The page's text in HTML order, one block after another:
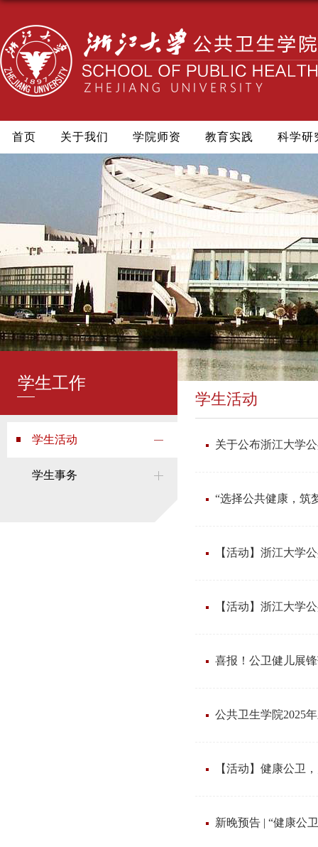
首页 关于我们 学院师资 教育实践 科学研
学生工作
学生活动
学生事务
学生活动
关于公布浙江大学
“选择公共健康，
【活动】浙江大学
【活动】浙江大学
喜报！公卫健儿展
公共卫生学院2025
【活动】健康公卫
新晚预告 | “健康公